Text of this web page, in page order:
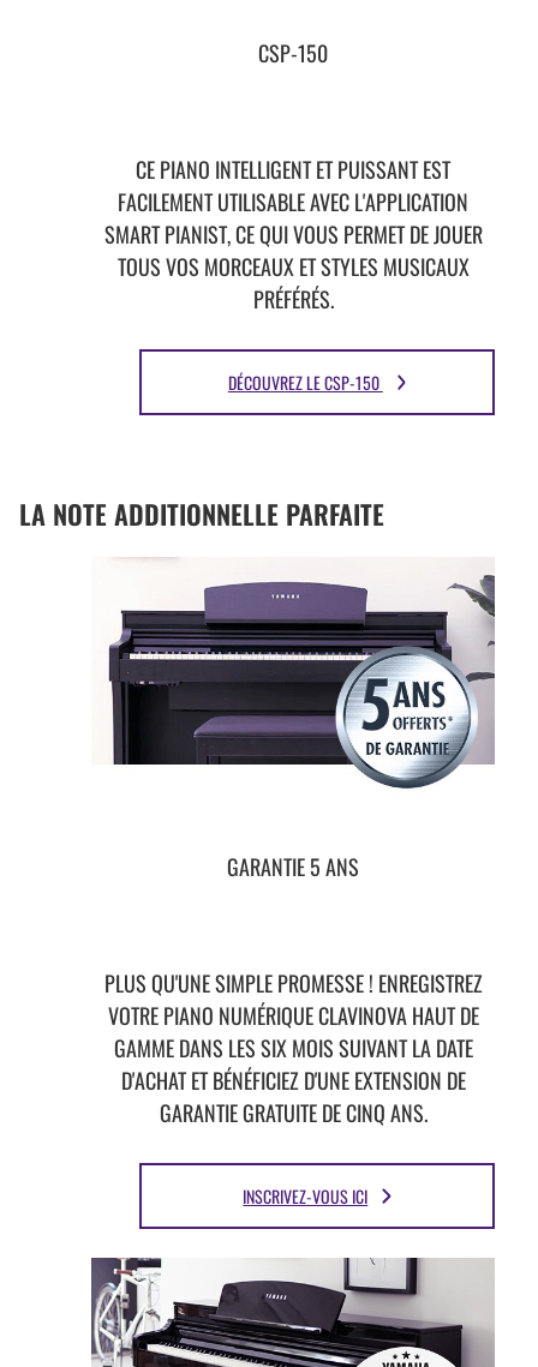
CSP-150
CE PIANO INTELLIGENT ET PUISSANT EST
FACILEMENT UTILISABLE AVEC L'APPLICATION
SMART PIANIST, CE QUI VOUS PERMET DE JOUER
TOUS VOS MORCEAUX ET STYLES MUSICAUX
PRÉFÉRÉS.
DÉCOUVREZ LE CSP-150
LA NOTE ADDITIONNELLE PARFAITE
GARANTIE 5 ANS
PLUS QU'UNE SIMPLE PROMESSE ! ENREGISTREZ
VOTRE PIANO NUMÉRIQUE CLAVINOVA HAUT DE
GAMME DANS LES SIX MOIS SUIVANT LA DATE
D'ACHAT ET BÉNÉFICIEZ D'UNE EXTENSION DE
GARANTIE GRATUITE DE CINQ ANS.
INSCRIVEZ-VOUS ICI